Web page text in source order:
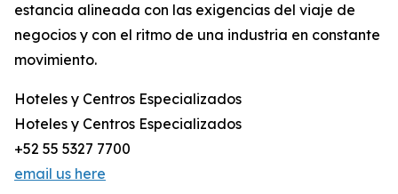
estancia alineada con las exigencias del viaje de
negocios y con el ritmo de una industria en constante
movimiento.
Hoteles y Centros Especializados
Hoteles y Centros Especializados
+52 55 5327 7700
email us here